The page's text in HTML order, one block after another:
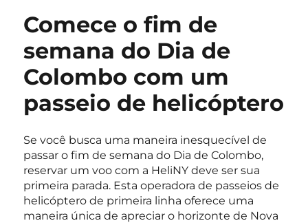
Comece o fim de
semana do Dia de
Colombo com um
passeio de helicóptero
Se você busca uma maneira inesquecível de
passar o fim de semana do Dia de Colombo,
reservar um voo com a HeliNY deve ser sua
primeira parada. Esta operadora de passeios de
helicóptero de primeira linha oferece uma
maneira única de apreciar o horizonte de Nova